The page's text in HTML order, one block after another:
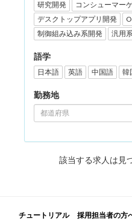
研究開発
コンシューマー
デスクトップアプリ開発
制御組み込み系開発
汎用
語学
日本語 英語 中国語 韓
勤務地
都道府県
該当する求人は見
チュートリアル 採用担当者の方